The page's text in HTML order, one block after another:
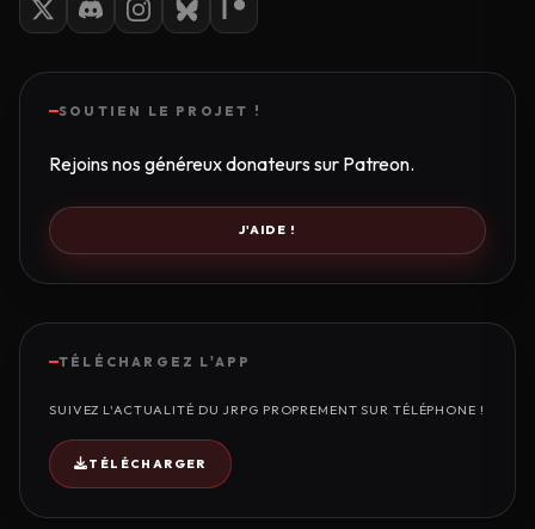
SOUTIEN LE PROJET !
Rejoins nos généreux donateurs sur Patreon.
J'AIDE !
TÉLÉCHARGEZ L'APP
SUIVEZ L'ACTUALITÉ DU JRPG PROPREMENT SUR TÉLÉPHONE !
TÉLÉCHARGER